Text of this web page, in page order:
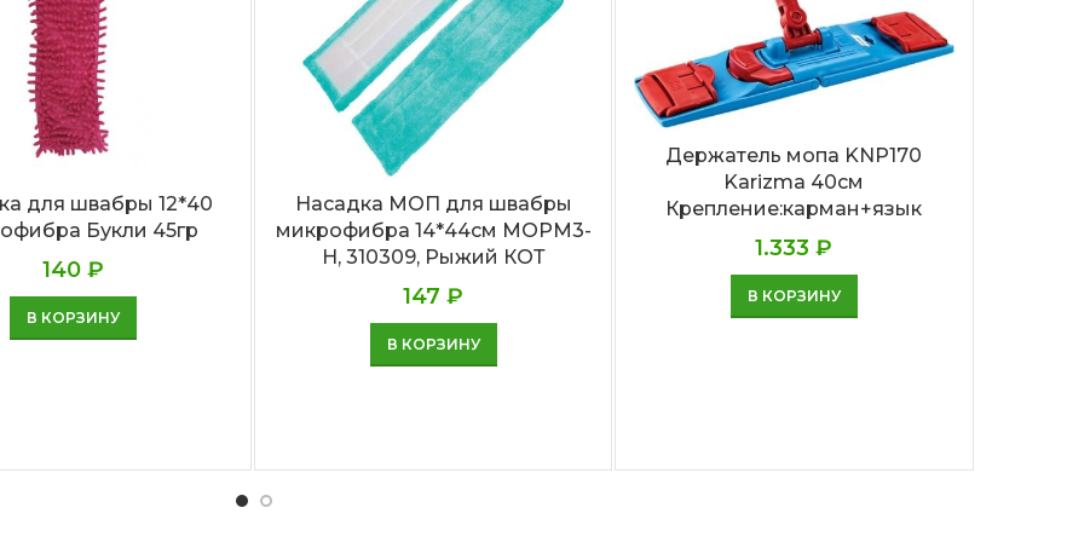
для швабры 12*40
Букли 45гр
140 ₽
В КОРЗИНУ
Насадка МОП для швабры
микрофибра 14*44см MOPM3-
H, 310309, Рыжий КОТ
147₽
В КОРЗИНУ
Держатель мопа KNP170
Karizma 40см
Крепление:карман+язык
1.333₽
В КОРЗИНУ